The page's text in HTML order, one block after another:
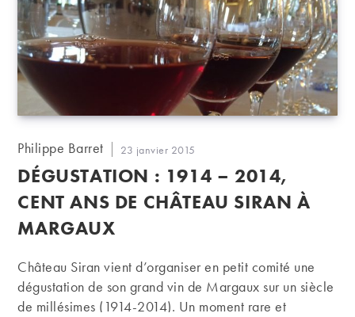
Auteur/autrice
la
publication :
Philippe Barret
Publication
publiée :
23 janvier 2015
DÉGUSTATION : 1914 – 2014,
CENT ANS DE CHÂTEAU SIRAN À
MARGAUX
Château Siran vient d’organiser en petit comité une
dégustation de son grand vin de Margaux sur un siècle
de millésimes (1914-2014). Un moment rare et